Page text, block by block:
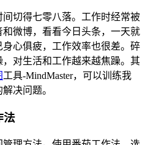
切得七零八落。工作时经常被
微博，看看今日头条，一天就
心俱疲，工作效率也很差。碎
对生活和工作越来越焦躁。其
工具-MindMaster，可以训练我
决问题。
法